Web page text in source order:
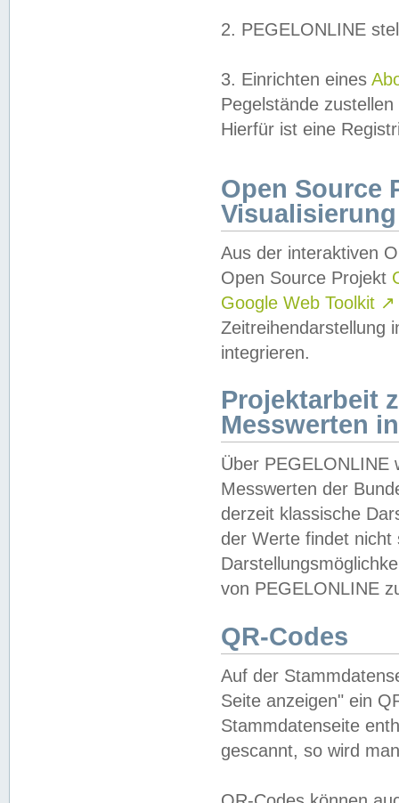
2. PEGELONLINE
3. Einrichten eines
Pegelstände
Hierfür ist eine
Open Source
Visualisierung
Aus der interaktiven
Open Source Projekt
Google Web Toolkit ↗
Zeitreihendarstellung
integrieren.
Projektarbeit
Messwerten
Über PEGELONLINE
Messwerten der
derzeit klassische
der Werte findet
von PEGELONLINE
QR-Codes
Auf der
Seite anzeigen" ein
Stammdatenseite
gescannt, so wird